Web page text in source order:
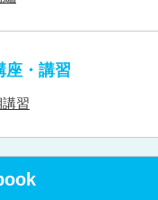
座・講習
習